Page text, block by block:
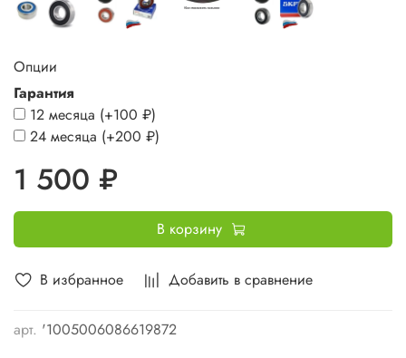
В избранное Добавить в сравнение
арт. '1005006086619872
Опции
Гарантия
12 месяца (+100 ₽)
24 месяца (+200 ₽)
1 500 ₽
В корзину